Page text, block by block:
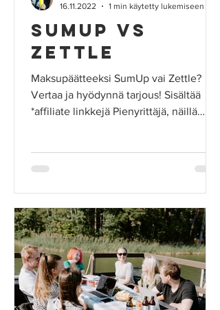
SumUp vs
Zettle
Maksupäätteeksi SumUp vai Zettle?
Vertaa ja hyödynnä tarjous! Sisältää
*affiliate linkkejä Pienyrittäjä, näillä
16.11.2022
1 min käytetty lukemiseen